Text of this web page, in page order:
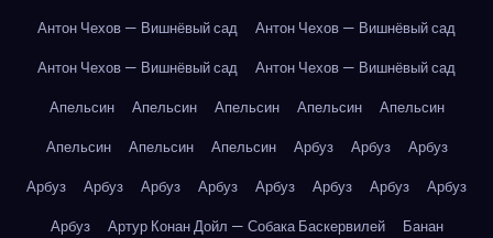
Антон Чехов — Вишнёвый сад
Антон Чехов — Вишнёвый сад
Антон Чехов — Вишнёвый сад
Антон Чехов — Вишнёвый сад
Апельсин
Апельсин Апельсин Апельсин
Апельсин
Апельсин
Апельсин Апельсин Арбуз Арбуз
Арбуз
Арбуз
Арбуз Арбуз Арбуз Арбуз Арбуз Арбуз
Арбуз
Арбуз
Артур Конан Дойл — Собака Баскервилей
Банан